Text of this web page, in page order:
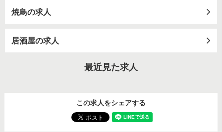
焼鳥の求人
居酒屋の求人
最近見た求人
この求人をシェアする